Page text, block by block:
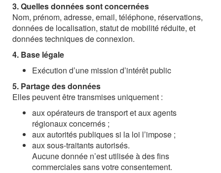
3. Quelles données sont concernées
Nom, prénom, adresse, email, téléphone, réservations,
données de localisation, statut de mobilité réduite, et
données techniques de connexion.
4. Base légale
Exécution d’une mission d’intérêt public
5. Partage des données
Elles peuvent être transmises uniquement :
aux opérateurs de transport et aux agents
régionaux concernés ;
aux autorités publiques si la loi l’impose ;
aux sous-traitants autorisés.
Aucune donnée n’est utilisée à des fins
commerciales sans votre consentement.